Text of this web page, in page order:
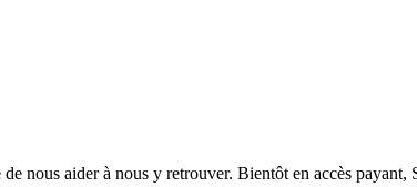
nous aider à nous y retrouver. Bientôt en accès payant,